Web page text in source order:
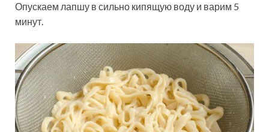
Опускаем лапшу в сильно кипящую воду и варим 5
минут.